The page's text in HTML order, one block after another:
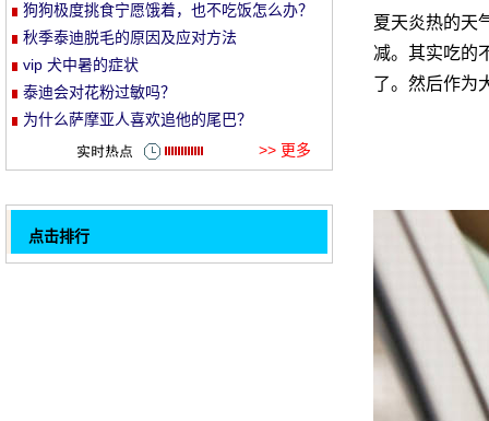
et
夏天炎热的天
减。其实吃的
了。然后作为
养哪种比较好呢
狗狗极度挑食宁愿饿着，也不吃饭怎么办？
教你五招轻松解决！
秋季泰迪脱毛的原因及应对方法
vip 犬中暑的症状
泰迪会对花粉过敏吗？
为什么萨摩亚人喜欢追他的尾巴？
>> 更多
点击排行